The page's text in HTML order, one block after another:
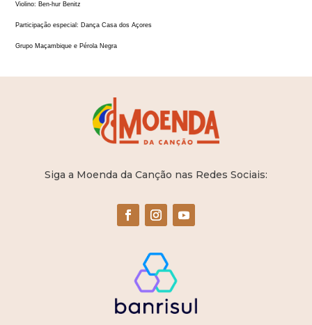
Violino: Ben-hur Benitz
Participação especial: Dança Casa dos Açores
Grupo Maçambique e Pérola Negra
Siga a Moenda da Canção nas Redes Sociais: